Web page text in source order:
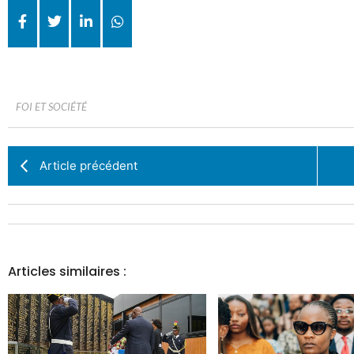
FOI ET SOCIÉTÉ
Article précédent
Articles similaires :